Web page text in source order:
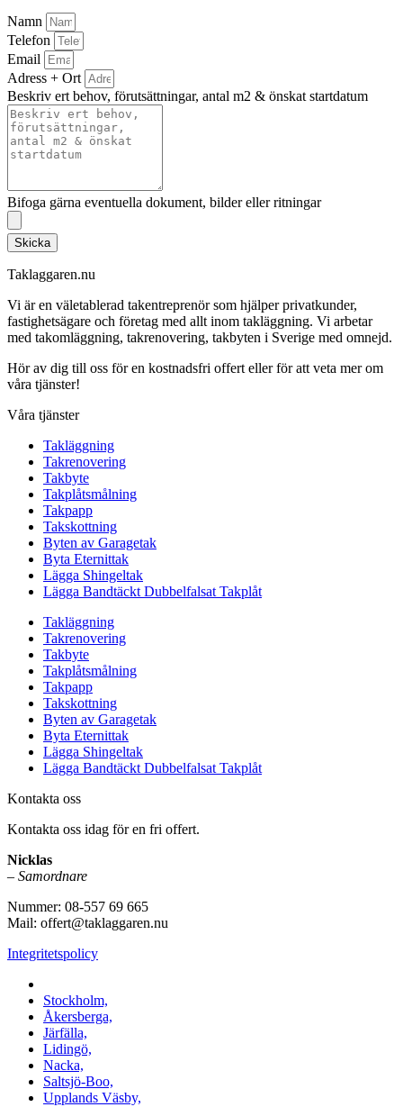
Namn
Telefon
Email
Adress + Ort
Beskriv ert behov, förutsättningar, antal m2 & önskat startdatum
Bifoga gärna eventuella dokument, bilder eller ritningar
Skicka
Taklaggaren.nu
Vi är en väletablerad takentreprenör som hjälper privatkunder,
fastighetsägare och företag med allt inom takläggning. Vi arbetar
med takomläggning, takrenovering, takbyten i Sverige med omnejd.
Hör av dig till oss för en kostnadsfri offert eller för att veta mer om
våra tjänster!
Våra tjänster
Takläggning
Takrenovering
Takbyte
Takplåtsmålning
Takpapp
Takskottning
Byten av Garagetak
Byta Eternittak
Lägga Shingeltak
Lägga Bandtäckt Dubbelfalsat Takplåt
Takläggning
Takrenovering
Takbyte
Takplåtsmålning
Takpapp
Takskottning
Byten av Garagetak
Byta Eternittak
Lägga Shingeltak
Lägga Bandtäckt Dubbelfalsat Takplåt
Kontakta oss
Kontakta oss idag för en fri offert.
Nicklas
– Samordnare
Nummer: 08-557 69 665
Mail: offert@taklaggaren.nu
Integritetspolicy
Stockholm,
Åkersberga,
Järfälla,
Lidingö,
Nacka,
Saltsjö-Boo,
Upplands Väsby,